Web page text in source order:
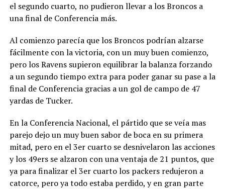
el segundo cuarto, no pudieron llevar a los Broncos a
una final de Conferencia más.
Al comienzo parecía que los Broncos podrían alzarse
fácilmente con la victoria, con un muy buen comienzo,
pero los Ravens supieron equilibrar la balanza forzando
a un segundo tiempo extra para poder ganar su pase a la
final de Conferencia gracias a un gol de campo de 47
yardas de Tucker.
En la Conferencia Nacional, el pártido que se veía mas
parejo dejo un muy buen sabor de boca en su primera
mitad, pero en el 3er cuarto se desnivelaron las acciones
y los 49ers se alzaron con una ventaja de 21 puntos, que
ya para finalizar el 3er cuarto los packers redujeron a
catorce, pero ya todo estaba perdido, y en gran parte